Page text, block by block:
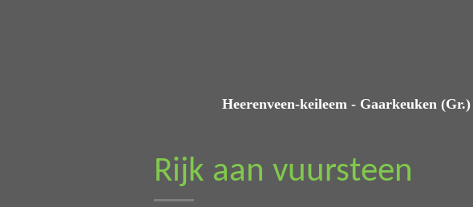
Heerenveen-keileem - Gaarkeuken (Gr.)
Rijk aan vuursteen